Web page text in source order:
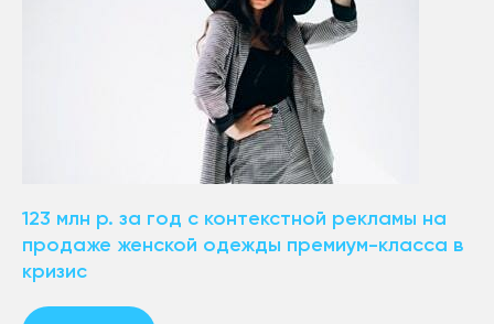
123 млн р. за год с контекстной рекламы на
продаже женской одежды премиум-класса в
кризис